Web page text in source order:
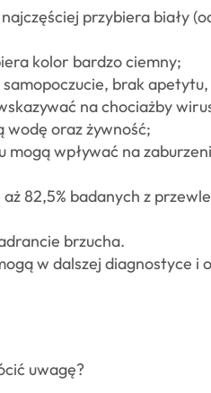
przybiera biały
kolor bardzo ciemny;
brak
na chociażby
wodę oraz żywność;
wpływać na
82,5% badanych z
brzucha.
w dalszej diagnostyce i
uwagę?